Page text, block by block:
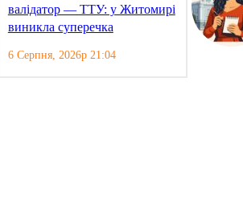
валідатор — ТТУ: у Житомирі
виникла суперечка
6 Серпня, 2026р 21:04